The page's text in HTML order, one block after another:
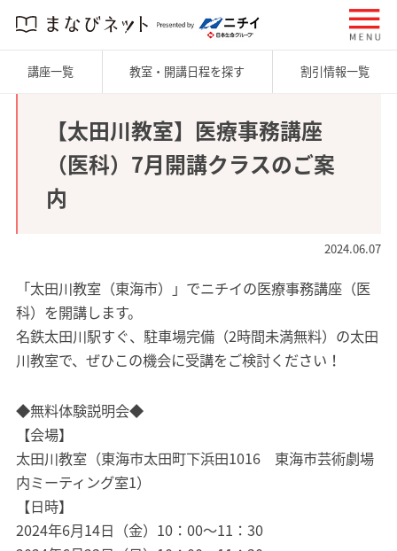
講座一覧 教室・開講日程を探す 割引情報一覧
【太田川教室】医療事務講座
（医科）7月開講クラスのご案
内
2024.06.07
「太田川教室（東海市）」でニチイの医療事務講座（医
科）を開講します。
名鉄太田川駅すぐ、駐車場完備（2時間未満無料）の太田
川教室で、ぜひこの機会に受講をご検討ください！
◆無料体験説明会◆
【会場】
太田川教室（東海市太田町下浜田1016 東海市芸術劇場
内ミーティング室1）
【日時】
2024年6月14日（金）10：00～11：30